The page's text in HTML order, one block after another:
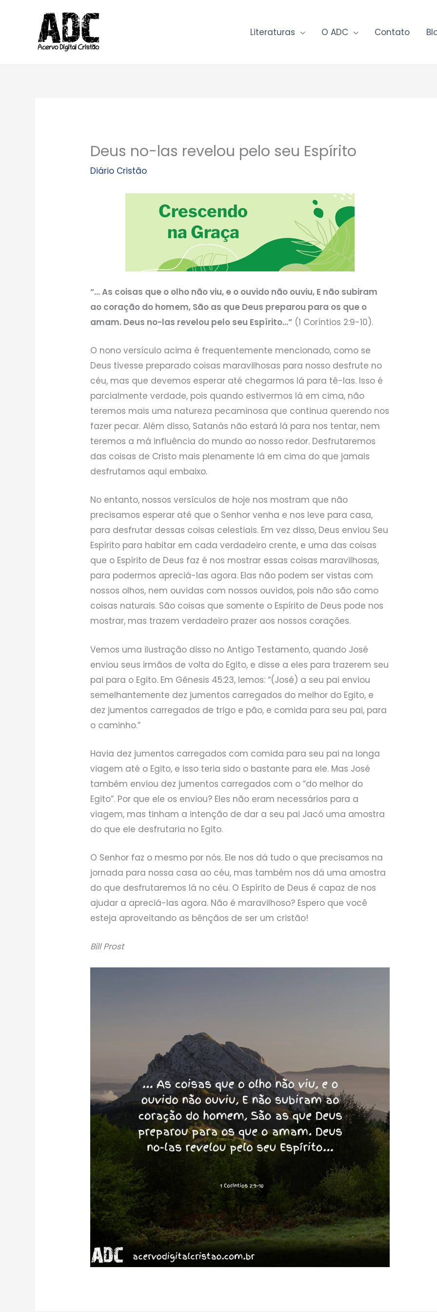
conteúdo
Literaturas O ADC Contato
Deus no-las revelou pelo seu Espírito
Diário Cristão
“… As coisas que o olho não viu, e o ouvido não ouviu, E não subiram
ao coração do homem, São as que Deus preparou para os que o
amam. Deus no-las revelou pelo seu Espírito…” (1 Coríntios 2:9-10).
O nono versículo acima é frequentemente mencionado, como se
Deus tivesse preparado coisas maravilhosas para nosso desfrute no
céu, mas que devemos esperar até chegarmos lá para tê-las. Isso é
parcialmente verdade, pois quando estivermos lá em cima, não
teremos mais uma natureza pecaminosa que continua querendo nos
fazer pecar. Além disso, Satanás não estará lá para nos tentar, nem
teremos a má influência do mundo ao nosso redor. Desfrutaremos
das coisas de Cristo mais plenamente lá em cima do que jamais
desfrutamos aqui embaixo.
No entanto, nossos versículos de hoje nos mostram que não
precisamos esperar até que o Senhor venha e nos leve para casa,
para desfrutar dessas coisas celestiais. Em vez disso, Deus enviou Seu
Espírito para habitar em cada verdadeiro crente, e uma das coisas
que o Espírito de Deus faz é nos mostrar essas coisas maravilhosas,
para podermos apreciá-las agora. Elas não podem ser vistas com
nossos olhos, nem ouvidas com nossos ouvidos, pois não são como
coisas naturais. São coisas que somente o Espírito de Deus pode nos
mostrar, mas trazem verdadeiro prazer aos nossos corações.
Vemos uma ilustração disso no Antigo Testamento, quando José
enviou seus irmãos de volta do Egito, e disse a eles para trazerem seu
pai para o Egito. Em Gênesis 45:23, lemos: “(José) a seu pai enviou
semelhantemente dez jumentos carregados do melhor do Egito, e
dez jumentos carregados de trigo e pão, e comida para seu pai, para
o caminho.”
Havia dez jumentos carregados com comida para seu pai na longa
viagem até o Egito, e isso teria sido o bastante para ele. Mas José
também enviou dez jumentos carregados com o “do melhor do
Egito”. Por que ele os enviou? Eles não eram necessários para a
viagem, mas tinham a intenção de dar a seu pai Jacó uma amostra
do que ele desfrutaria no Egito.
O Senhor faz o mesmo por nós. Ele nos dá tudo o que precisamos na
jornada para nossa casa ao céu, mas também nos dá uma amostra
do que desfrutaremos lá no céu. O Espírito de Deus é capaz de nos
ajudar a apreciá-las agora. Não é maravilhoso? Espero que você
esteja aproveitando as bênçãos de ser um cristão!
Bill Prost